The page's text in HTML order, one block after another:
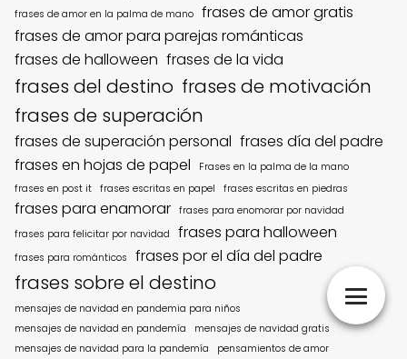
frases de amor en la palma de mano frases de amor gratis
frases de amor para parejas románticas
frases de halloween frases de la vida
frases del destino frases de motivación
frases de superación
frases de superación personal frases día del padre
frases en hojas de papel
Frases en la palma de la mano
frases en post it frases escritas en papel frases escritas en piedras
frases para enamorar frases para enomorar por navidad
frases para felicitar por navidad
frases para halloween
frases para románticos frases por el día del padre
frases sobre el destino
mensajes de navidad en pandemia para niños
mensajes de navidad en pandemía
mensajes de navidad gratis
mensajes de navidad para la pandemía
pensamientos de amor